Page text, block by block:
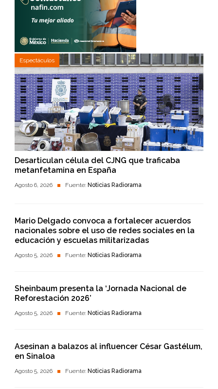
Espectáculos
Desarticulan célula del CJNG que traficaba
metanfetamina en España
Agosto 6, 2026 Fuente: Noticias Radiorama
Mario Delgado convoca a fortalecer acuerdos
nacionales sobre el uso de redes sociales en la
educación y escuelas militarizadas
Agosto 5, 2026 Fuente: Noticias Radiorama
Sheinbaum presenta la ‘Jornada Nacional de
Reforestación 2026’
Agosto 5, 2026 Fuente: Noticias Radiorama
Asesinan a balazos al influencer César Gastélum,
en Sinaloa
Agosto 5, 2026 Fuente: Noticias Radiorama